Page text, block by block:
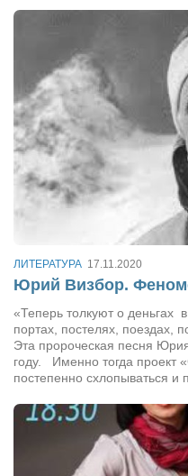
Деньги
Опросы
Экология
Здоровье
Здоровый образ жизни
Сам себе доктор
Активный отдых
Досье
Арт-менеджеры
Лариса Ильченко
Орест Коваль
Тамара Кубракова
Елена Мельник
Вера Паненко
ЛИТЕРАТУРА 17.11.2020
Юрий Визбор.
«Теперь толкуют о деньгах
портах, постелях, поездах,
Эта пророческая песня
году. Именно тогда проект
постепенно схлопываться и